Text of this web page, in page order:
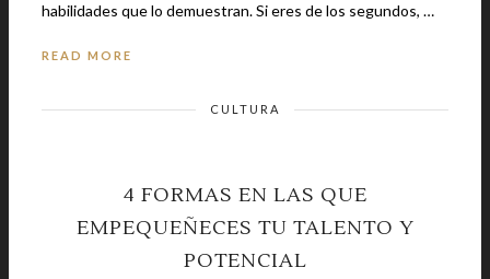
habilidades que lo demuestran. Si eres de los segundos, …
READ MORE
CULTURA
4 FORMAS EN LAS QUE
EMPEQUEÑECES TU TALENTO Y
POTENCIAL